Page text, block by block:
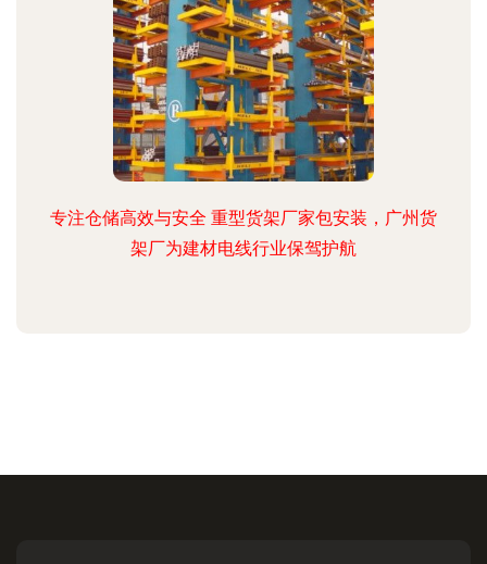
专注仓储高效与安全 重型货架厂家包安装，广州货
架厂为建材电线行业保驾护航